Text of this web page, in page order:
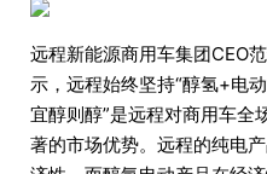
远程新能源商用车集团CEO
示，远程始终坚持“醇氢+电
宜醇则醇”是远程对商用车全
著的市场优势。远程的纯电